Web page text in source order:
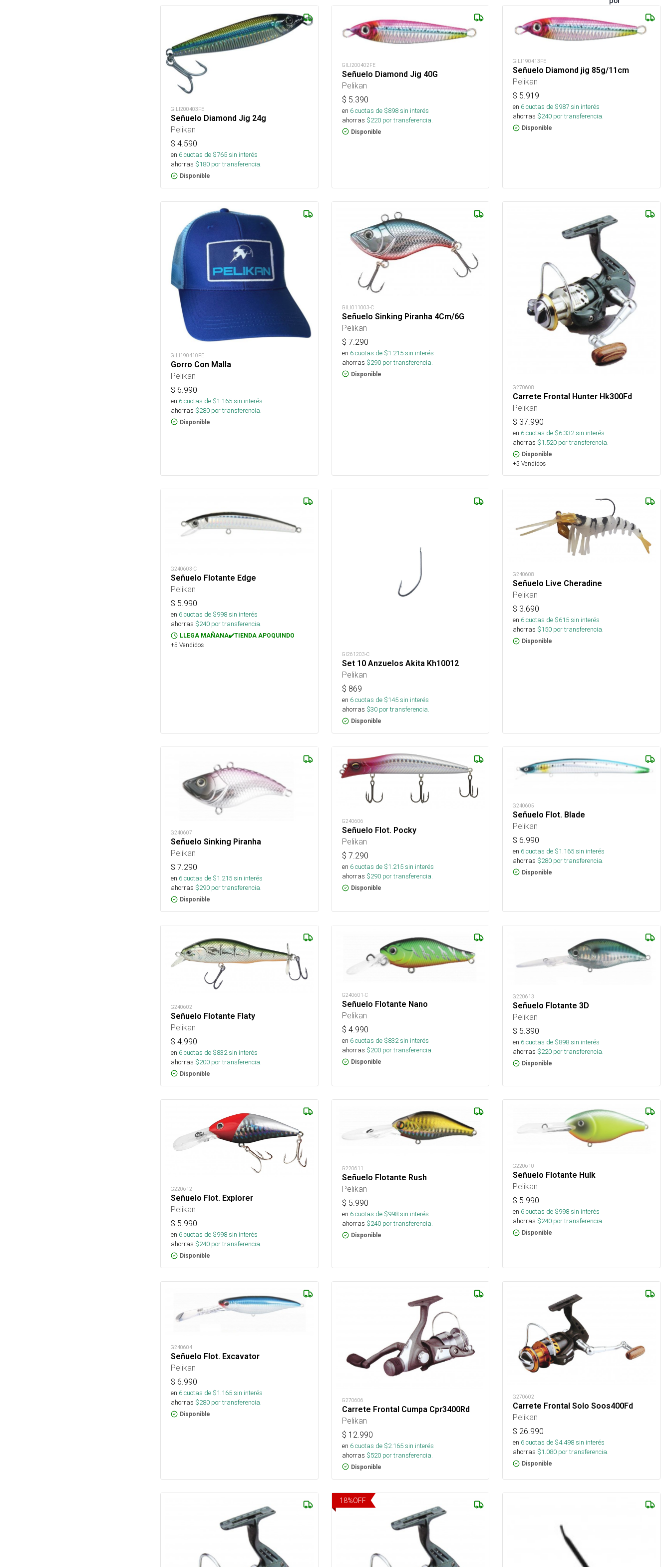
GILI200403FE
Señuelo Diamond Jig 24g
Pelikan
$ 4.590
en 6cuotas de $765sin interés
ahorras $180 por transferencia.
Disponible
GILI200402FE
Señuelo Diamond Jig 40G
Pelikan
$ 5.390
en 6cuotas de $898sin interés
ahorras $220por transferencia.
Disponible
GILI190413FE
Señuelo Diamond jig 85g/11cm
Pelikan
$ 5.919
en 6cuotas de $987sin interés
ahorras $240 por transferencia.
Disponible
GILI190410FE
Gorro Con Malla
Pelikan
$ 6.990
en 6cuotas de $1.165sin interés
ahorras $280 por transferencia.
Disponible
GILI011003-C
Señuelo Sinking Piranha 4Cm/6G
Pelikan
$ 7.290
en 6cuotas de $1.215sin interés
ahorras $290por transferencia.
Disponible
G270608
Carrete Frontal Hunter Hk300Fd
Pelikan
$ 37.990
en 6cuotas de $6.332sin interés
ahorras $1.520 por transferencia.
Disponible
+5 Vendidos
G240603-C
Señuelo Flotante Edge
Pelikan
$ 5.990
en 6cuotas de $998sin interés
ahorras $240 por transferencia.
LLEGA MAÑANA✔️TIENDA APOQUINDO
+5 Vendidos
GI261203-C
Set 10 Anzuelos Akita Kh10012
Pelikan
$ 869
en 6cuotas de $145sin interés
ahorras $30por transferencia.
Disponible
G240608
Señuelo Live Cheradine
Pelikan
$ 3.690
en 6cuotas de $615sin interés
ahorras $150 por transferencia.
Disponible
G240607
Señuelo Sinking Piranha
Pelikan
$ 7.290
en 6cuotas de $1.215sin interés
ahorras $290 por transferencia.
Disponible
G240606
Señuelo Flot. Pocky
Pelikan
$ 7.290
en 6cuotas de $1.215sin interés
ahorras $290por transferencia.
Disponible
G240605
Señuelo Flot. Blade
Pelikan
$ 6.990
en 6cuotas de $1.165sin interés
ahorras $280 por transferencia.
Disponible
G240602
Señuelo Flotante Flaty
Pelikan
$ 4.990
en 6cuotas de $832sin interés
ahorras $200 por transferencia.
Disponible
G240601-C
Señuelo Flotante Nano
Pelikan
$ 4.990
en 6cuotas de $832sin interés
ahorras $200por transferencia.
Disponible
G220613
Señuelo Flotante 3D
Pelikan
$ 5.390
en 6cuotas de $898sin interés
ahorras $220 por transferencia.
Disponible
G220612
Señuelo Flot. Explorer
Pelikan
$ 5.990
en 6cuotas de $998sin interés
ahorras $240 por transferencia.
Disponible
G220611
Señuelo Flotante Rush
Pelikan
$ 5.990
en 6cuotas de $998sin interés
ahorras $240por transferencia.
Disponible
G220610
Señuelo Flotante Hulk
Pelikan
$ 5.990
en 6cuotas de $998sin interés
ahorras $240 por transferencia.
Disponible
G240604
Señuelo Flot. Excavator
Pelikan
$ 6.990
en 6cuotas de $1.165sin interés
ahorras $280 por transferencia.
Disponible
G270606
Carrete Frontal Cumpa Cpr3400Rd
Pelikan
$ 12.990
en 6cuotas de $2.165sin interés
ahorras $520por transferencia.
Disponible
G270602
Carrete Frontal Solo Soos400Fd
Pelikan
$ 26.990
en 6cuotas de $4.498sin interés
ahorras $1.080 por transferencia.
Disponible
18%OFF